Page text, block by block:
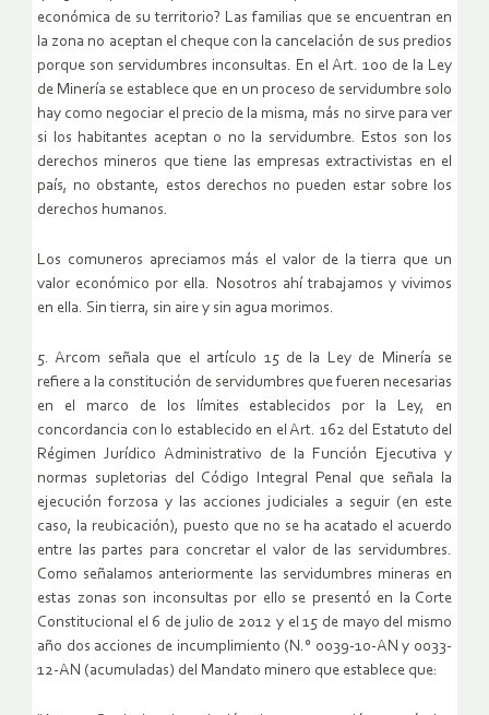
económica de su territorio? Las familias que se encuentran en
la zona no aceptan el cheque con la cancelación de sus predios
porque son servidumbres inconsultas. En el Art. 100 de la Ley
de Minería se establece que en un proceso de servidumbre solo
hay como negociar el precio de la misma, más no sirve para ver
si los habitantes aceptan o no la servidumbre. Estos son los
derechos mineros que tiene las empresas extractivistas en el
país, no obstante, estos derechos no pueden estar sobre los
derechos humanos.
Los comuneros apreciamos más el valor de la tierra que un
valor económico por ella. Nosotros ahí trabajamos y vivimos
en ella. Sin tierra, sin aire y sin agua morimos.
5. Arcom señala que el artículo 15 de la Ley de Minería se
refiere a la constitución de servidumbres que fueren necesarias
en el marco de los límites establecidos por la Ley, en
concordancia con lo establecido en el Art. 162 del Estatuto del
Régimen Jurídico Administrativo de la Función Ejecutiva y
normas supletorias del Código Integral Penal que señala la
ejecución forzosa y las acciones judiciales a seguir (en este
caso, la reubicación), puesto que no se ha acatado el acuerdo
entre las partes para concretar el valor de las servidumbres.
Como señalamos anteriormente las servidumbres mineras en
estas zonas son inconsultas por ello se presentó en la Corte
Constitucional el 6 de julio de 2012 y el 15 de mayo del mismo
año dos acciones de incumplimiento (N.° 0039-10-AN y 0033-
12-AN (acumuladas) del Mandato minero que establece que: